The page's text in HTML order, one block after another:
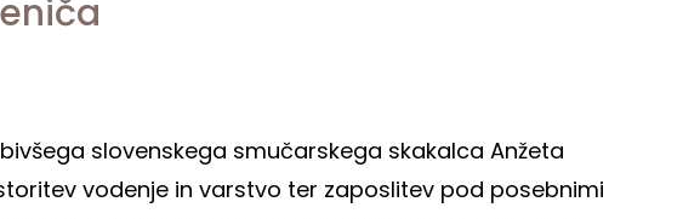
slovenskega smučarskega skakalca Anžeta
vodenje in varstvo ter zaposlitev pod posebnimi